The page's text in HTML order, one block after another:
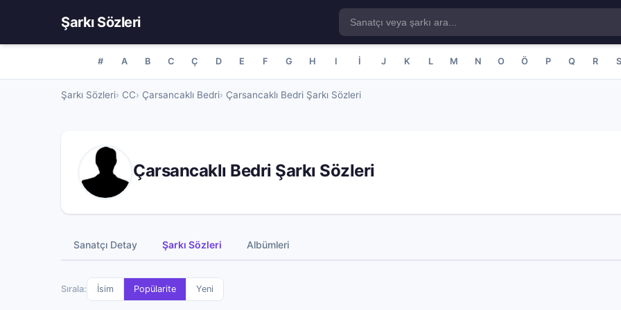
Şarkı Sözleri
# A B C Ç D E F G H I İ J K L M N O Ö P Q R S
Şarkı Sözleri CC Çarsancaklı Bedri Çarsancaklı Bedri Şarkı Sözleri
Çarsancaklı Bedri Şarkı Sözleri
Sanatçı Detay Şarkı Sözleri Albümleri
Sırala: İsim Popülarite Yeni